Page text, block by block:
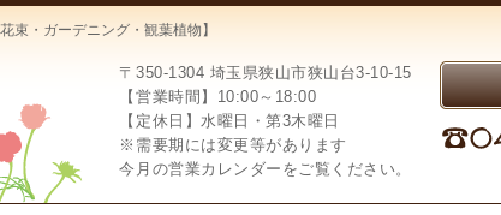
束・ガーデニング・観葉植物】
〒350-1304 埼玉県狭山市狭山台3-10-15
【営業時間】10:00～18:00
【定休日】水曜日・第3木曜日
※需要期には変更等があります
今月の営業カレンダーをご覧ください。